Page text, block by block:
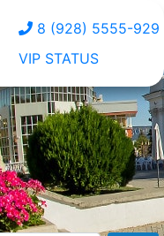
8 (928) 5555-929
VIP STATUS